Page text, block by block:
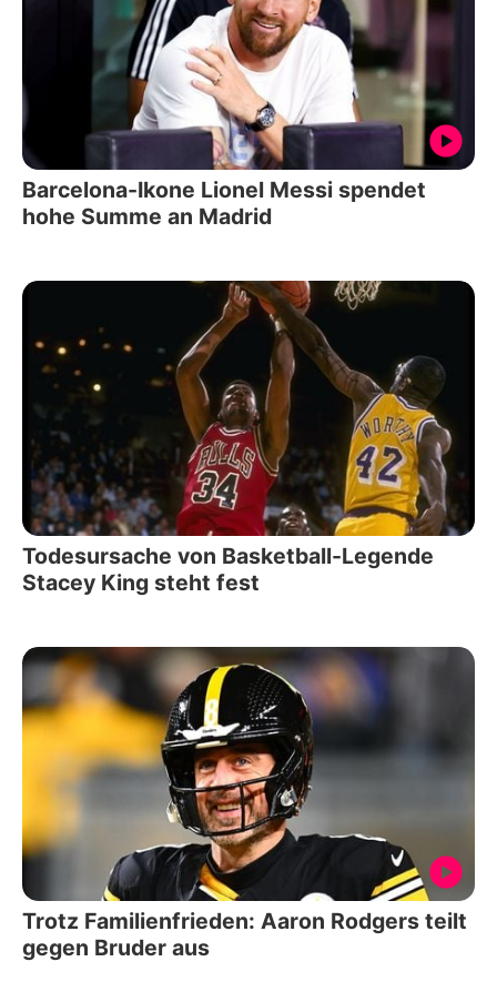
Barcelona-Ikone Lionel Messi spendet
hohe Summe an Madrid
Todesursache von Basketball-Legende
Stacey King steht fest
Trotz Familienfrieden: Aaron Rodgers teilt
gegen Bruder aus